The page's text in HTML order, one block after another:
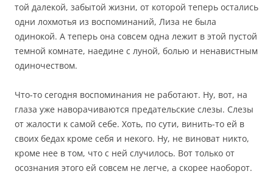
той далекой, забытой жизни, от которой теперь остались
одни лохмотья из воспоминаний, Лиза не была
одинокой. А теперь она совсем одна лежит в этой пустой
темной комнате, наедине с луной, болью и ненавистным
одиночеством.
Что-то сегодня воспоминания не работают. Ну, вот, на
глаза уже наворачиваются предательские слезы. Слезы
от жалости к самой себе. Хоть, по сути, винить-то ей в
своих бедах кроме себя и некого. Ну, не виноват никто,
кроме нее в том, что с ней случилось. Вот только от
осознания этого ей совсем не легче, а скорее наоборот.